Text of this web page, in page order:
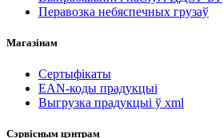
Перавозка небяспечных грузаў
Магазінам
Сертыфікаты
EAN-коды прадукцыі
Выгрузка прадукцыі ў xml
Сэрвісным цэнтрам